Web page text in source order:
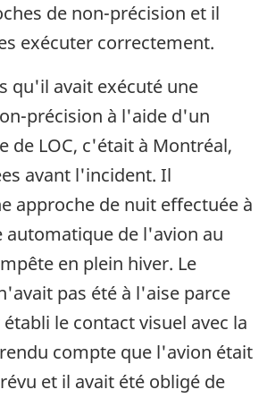
de non-précision et il
exécuter correctement.
qu'il avait exécuté une
précision à l'aide d'un
de LOC, c'était à Montréal,
avant l'incident. Il
approche de nuit effectuée à
de l'avion au
en plein hiver. Le
pas été à l'aise parce
le contact visuel avec la
compte que l'avion était
et il avait été obligé de